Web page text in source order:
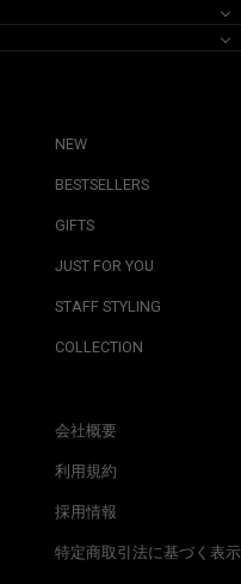
NEW
BESTSELLERS
GIFTS
JUST FOR YOU
STAFF STYLING
COLLECTION
会社概要
利用規約
採用情報
特定商取引法に基づく表示